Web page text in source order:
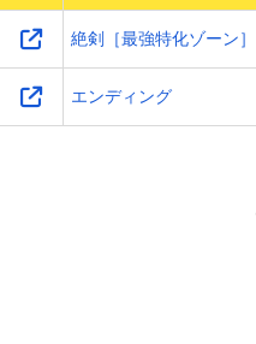
絶剣［最強特化ゾーン］
エンディング